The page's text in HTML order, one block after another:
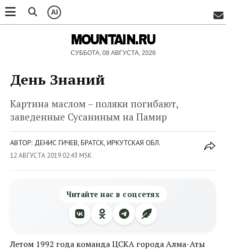
AI
MOUNTAIN.RU
СУББОТА, 08 АВГУСТА, 2026
День Знаний
Картина маслом – поляки погибают,
заведенные Сусаниным на Памир
АВТОР: ДЕНИС ГИЧЕВ, БРАТСК, ИРКУТСКАЯ ОБЛ.
12 АВГУСТА 2019 02:43 MSK
Читайте нас в соцсетях
Летом 1992 года команда ЦСКА города Алма-Аты